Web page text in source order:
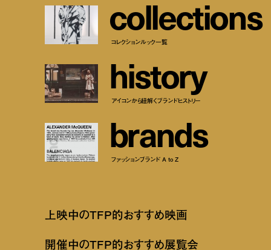
collections
コレクションルック一覧
history
アイコンから紐解くブランドヒストリー
brands
ファッションブランド A to Z
上映中のTFP的おすすめ映画
開催中のTFP的おすすめ展覧会